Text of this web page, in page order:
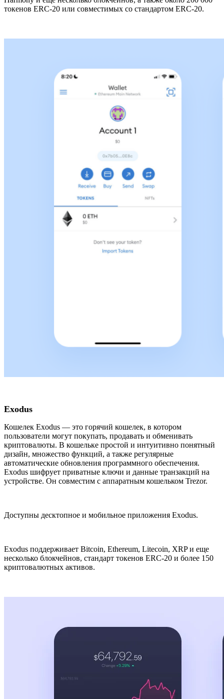
токенов ERC-20 или совместимых со стандартом ERC-20.
Exodus
Кошелек Exodus — это горячий кошелек, в котором
пользователи могут покупать, продавать и обменивать
криптовалюты. В кошельке простой и интуитивно понятный
дизайн, множество функций, а также регулярные
автоматические обновления программного обеспечения.
Exodus шифрует приватные ключи и данные транзакций на
устройстве. Он совместим с аппаратным кошельком Trezor.
Доступны десктопное и мобильное приложения Exodus.
Exodus поддерживает Bitcoin, Ethereum, Litecoin, XRP и еще
несколько блокчейнов, стандарт токенов ERC-20 и более 150
криптовалютных активов.